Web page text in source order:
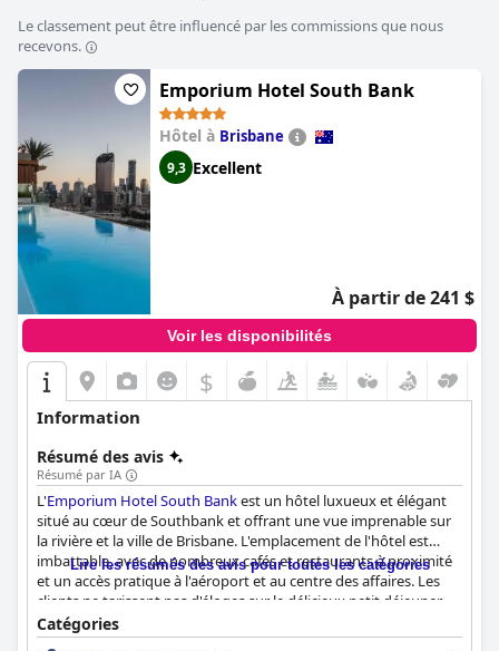
Le classement peut être influencé par les commissions que nous
recevons.
Emporium Hotel South Bank
Hôtel à Brisbane
9,3 Excellent
À partir de 241 $
Voir les disponibilités
$
Information
Résumé des avis
Résumé par IA
L'Emporium Hotel South Bankest un hôtel luxueux et élégant
situé au cœur de Southbank et offrant une vue imprenable sur
la rivière et la ville de Brisbane. L'emplacement de l'hôtel est
imbattable, avec de nombreux cafés et restaurants à proximité
et un accès pratique à l'aéroport et au centre des affaires. Les
clients ne tarissent pas d'éloges sur le délicieux petit déjeuner,
les lits confortables et les équipements de haute technologie.
Les installations de l'hôtel sont d'une propreté irréprochable et
Lire les résumés des avis pour toutes les catégories
Catégories